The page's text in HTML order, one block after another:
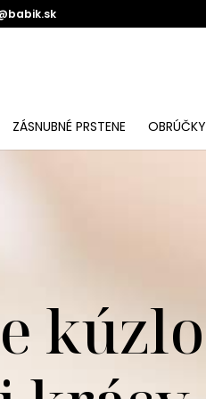
ZÁSNUBNÉ PRSTENE OBRÚČKY
kúzlo